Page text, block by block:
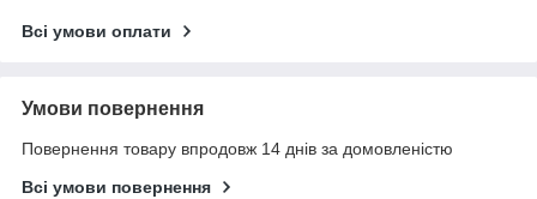
Всі умови оплати
Умови повернення
Повернення товару впродовж 14 днів за домовленістю
Всі умови повернення